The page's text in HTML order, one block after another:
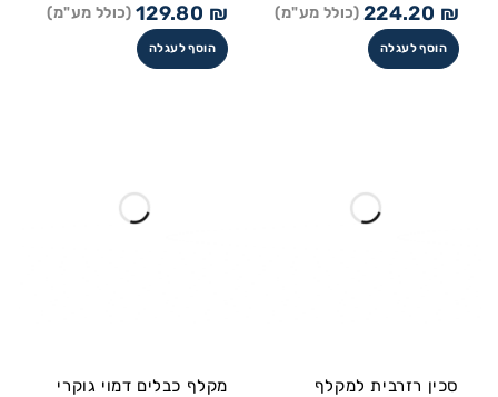
224.20 ₪ (כולל מע"מ)
הוסף לעגלה
129.80 ₪ (כולל מע"מ)
הוסף לעגלה
סכין רזרבית למקלף
מקלף כבלים דמוי גוקרי